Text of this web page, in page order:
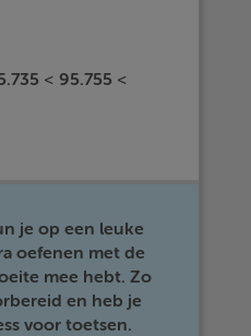
<95.755 <
je op een leuke
oefenen met de
mee hebt. Zo
en heb je
voor toetsen.